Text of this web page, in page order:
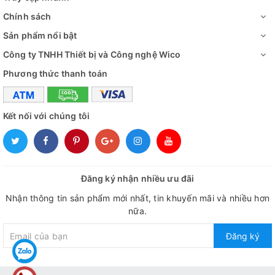
Đường kính giá lắc φ290mm (15 ống x 50ml)
Giá lắc
Tube (50ml) 、
Màn hình LED
Nguồn điện AC100~240V, 50/60Hz
8W
Kích thước (W×D×H) 440x296x466mm /
Khối lượng
Chính sách
Sản phẩm nổi bật
Công ty TNHH Thiết bị và Công nghệ Wico
Phương thức thanh toán
Kết nối với chúng tôi
Đăng ký nhận nhiều ưu đãi
Nhận thông tin sản phẩm mới nhất, tin khuyến mãi và nhiều hơn
nữa.
Đăng ký